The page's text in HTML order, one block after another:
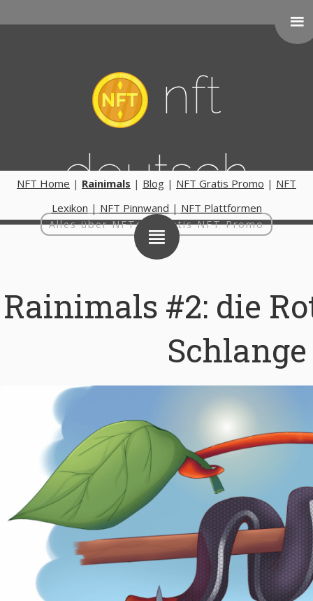
nft
deutsch
Alles über NFTs | Gratis NFT Promo
NFT Home | Rainimals | Blog | NFT Gratis Promo | NFT
Lexikon | NFT Pinnwand | NFT Plattformen
Rainimals #2: die
Schlange